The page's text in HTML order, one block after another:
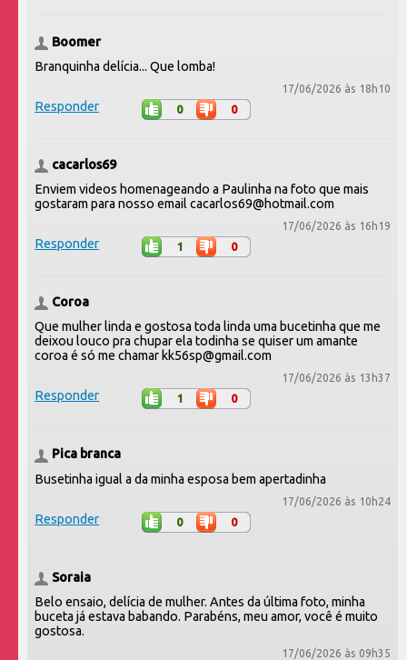
Boomer
Branquinha delícia... Que lomba!
17/06/2026 às 18h10
Responder 0 0
cacarlos69
Enviem videos homenageando a Paulinha na foto que mais
gostaram para nosso email cacarlos69@hotmail.com
17/06/2026 às 16h19
Responder 1 0
Coroa
Que mulher linda e gostosa toda linda uma bucetinha que me
deixou louco pra chupar ela todinha se quiser um amante
coroa é só me chamar kk56sp@gmail.com
17/06/2026 às 13h37
Responder 1 0
Pica branca
Busetinha igual a da minha esposa bem apertadinha
17/06/2026 às 10h24
Responder 0 0
Soraia
Belo ensaio, delícia de mulher. Antes da última foto, minha
buceta já estava babando. Parabéns, meu amor, você é muito
gostosa.
17/06/2026 às 09h35